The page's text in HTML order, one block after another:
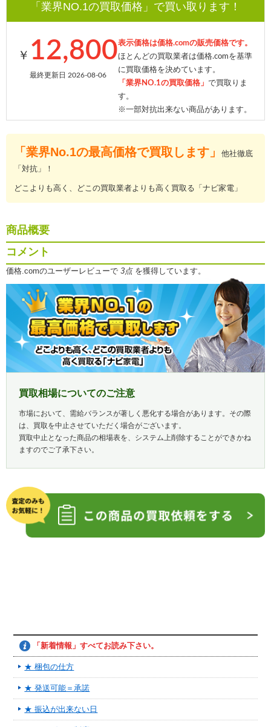
「業界NO.1の買取価格」で買い取ります！
￥ 12,800
最終更新日 2026-08-06
表示価格は価格.comの販売価格です。
ほとんどの買取業者は価格.comを基準
に買取価格を決めています。
「業界NO.1の買取価格」 で買取りま
す。
※一部対抗出来ない商品があります。
「業界No.1の最高価格で買取します」
他社徹底
「対抗」！
どこよりも高く、どこの買取業者よりも高く買取る「ナビ家電」
商品概要
コメント
価格.comのユーザーレビューで 3点を獲得しています。
買取相場についてのご注意
市場において、需給バランスが著しく悪化する場合があります。その際
は、買取を中止させていただく場合がございます。
買取中止となった商品の相場表を、システム上削除することができかね
ますのでご了承下さい。
「新着情報」すべてお読み下さい。
★ 梱包の仕方
★ 発送可能＝承諾
★ 振込が出来ない日